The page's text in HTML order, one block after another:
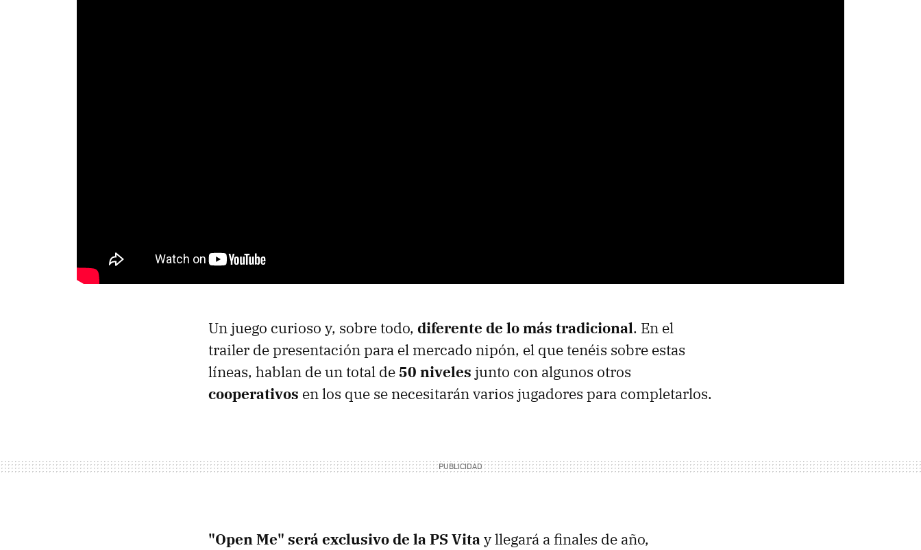
Un juego curioso y, sobre todo, diferente de lo más tradicional. En el
trailer de presentación para el mercado nipón, el que tenéis sobre estas
líneas, hablan de un total de 50 niveles junto con algunos otros
cooperativos en los que se necesitarán varios jugadores para completarlos.
"Open Me" será exclusivo de la PS Vita y llegará a finales de año,